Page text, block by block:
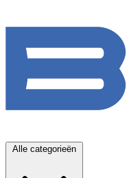
Alle categorieën